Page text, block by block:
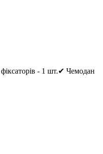
- 1 шт.✔ Чемодан